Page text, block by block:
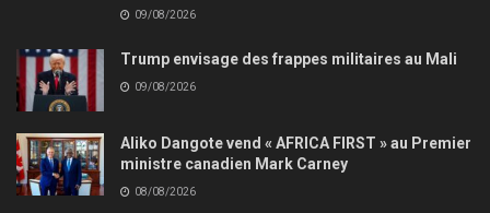
09/08/2026
Trump envisage des frappes militaires au Mali
09/08/2026
Aliko Dangote vend « AFRICA FIRST » au Premier
ministre canadien Mark Carney
08/08/2026